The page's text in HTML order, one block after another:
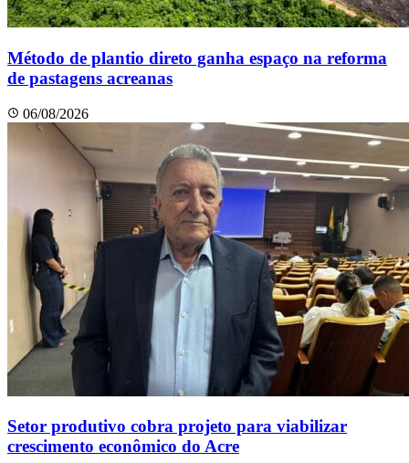
Método de plantio direto ganha espaço na reforma
de pastagens acreanas
06/08/2026
Setor produtivo cobra projeto para viabilizar
crescimento econômico do Acre